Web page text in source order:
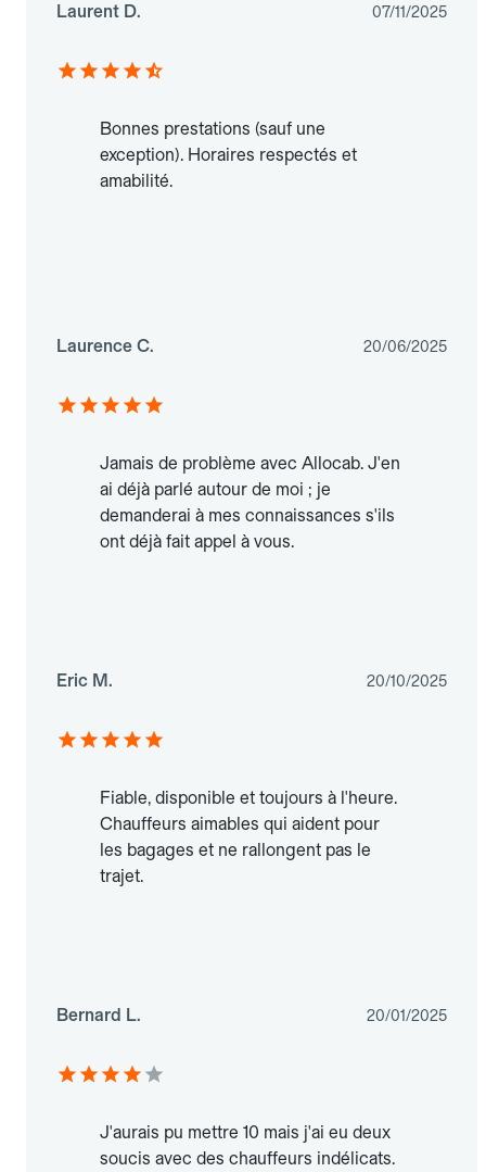
Laurent D. 07/11/2025
Bonnes prestations (sauf une
exception). Horaires respectés et
amabilité.
Laurence C. 20/06/2025
Jamais de problème avec Allocab. J'en
ai déjà parlé autour de moi ; je
demanderai à mes connaissances s'ils
ont déjà fait appel à vous.
Eric M. 20/10/2025
Fiable, disponible et toujours à l'heure.
Chauffeurs aimables qui aident pour
les bagages et ne rallongent pas le
trajet.
Bernard L. 20/01/2025
J'aurais pu mettre 10 mais j'ai eu deux
soucis avec des chauffeurs indélicats.